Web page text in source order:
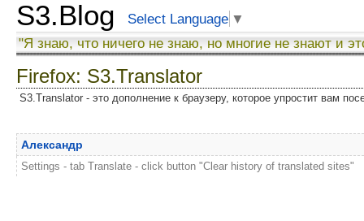
S3.Blog Select Language ▼
"Я знаю, что ничего не знаю, но многие не знают и
Firefox: S3.Translator
S3.Translator - это дополнение к браузеру, которое упростит вам
Александр
Settings - tab Translate - click button "Clear history of translated sites"